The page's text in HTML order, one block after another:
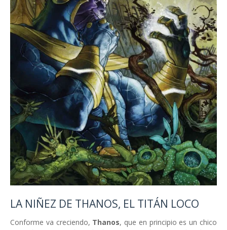
LA NIÑEZ DE THANOS, EL TITÁN LOCO
Conforme va creciendo, Thanos, que en principio es un chico